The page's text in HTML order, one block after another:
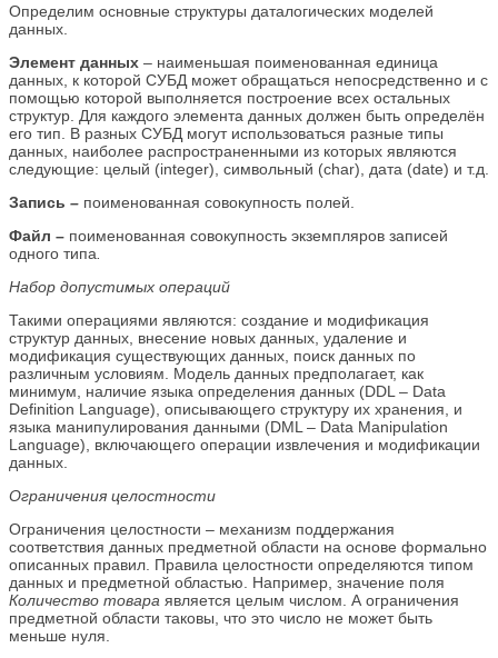
Определим основные структуры даталогических моделей
данных.
Элемент данных – наименьшая поименованная единица
данных, к которой СУБД может обращаться непосредственно и с
помощью которой выполняется построение всех остальных
структур. Для каждого элемента данных должен быть определён
его тип. В разных СУБД могут использоваться разные типы
данных, наиболее распространенными из которых являются
следующие: целый (integer), символьный (char), дата (date) и т.д.
Запись – поименованная совокупность полей.
Файл – поименованная совокупность экземпляров записей
одного типа
Набор допустимых операций
Такими операциями являются: создание и модификация
структур данных, внесение новых данных, удаление и
модификация существующих данных, поиск данных по
различным условиям. Модель данных предполагает, как
минимум, наличие языка определения данных (DDL – Data
Definition Language), описывающего структуру их хранения, и
языка манипулирования данными (DML – Data Manipulation
Language), включающего операции извлечения и модификации
данных.
Ограничения целостности
Ограничения целостности – механизм поддержания
соответствия данных предметной области на основе формально
описанных правил. Правила целостности определяются типом
данных и предметной областью. Например, значение поля
Количество товара является целым числом. А ограничения
предметной области таковы, что это число не может быть
меньше нуля.